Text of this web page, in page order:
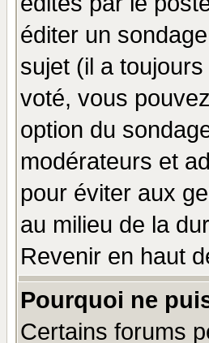
éditer un
sujet (il a
voté, vous
option du
modérateurs et
pour éviter aux
au milieu de la
Revenir en haut
Pourquoi ne
Certains forums